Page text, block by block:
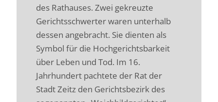
des Rathauses. Zwei gekreuzte
Gerichtsschwerter waren unterhalb
dessen angebracht. Sie dienten als
Symbol für die Hochgerichtsbarkeit
über Leben und Tod. Im 16.
Jahrhundert pachtete der Rat der
Stadt Zeitz den Gerichtsbezirk des